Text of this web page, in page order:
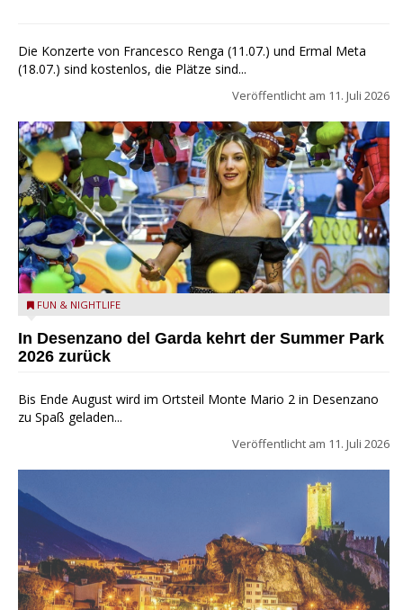
Die Konzerte von Francesco Renga (11.07.) und Ermal Meta
(18.07.) sind kostenlos, die Plätze sind...
Veröffentlicht am 11. Juli 2026
Summer Park Desenzano - Summer Park Desenzano - FB
FUN & NIGHTLIFE
In Desenzano del Garda kehrt der Summer Park
2026 zurück
Bis Ende August wird im Ortsteil Monte Mario 2 in Desenzano
zu Spaß geladen...
Veröffentlicht am 11. Juli 2026